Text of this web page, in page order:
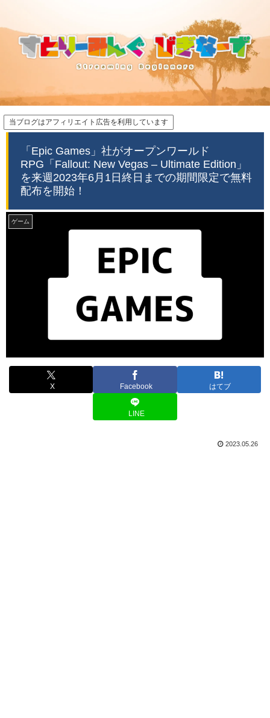
当ブログはアフィリエイト広告を利用しています
「Epic Games」社がオープンワールド
RPG「Fallout: New Vegas – Ultimate Edition」
を来週2023年6月1日終日までの期間限定で無料
配布を開始！
ゲーム
X Facebook はてブ
LINE
2023.05.26